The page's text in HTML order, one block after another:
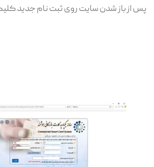
پس از باز شدن سایت روی ثبت نام جدید